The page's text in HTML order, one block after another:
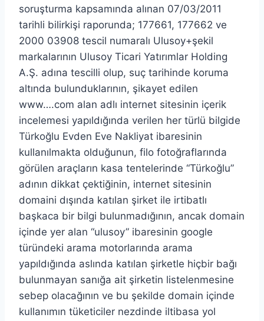
soruşturma kapsamında alınan 07/03/2011
tarihli bilirkişi raporunda; 177661, 177662 ve
2000 03908 tescil numaralı Ulusoy+şekil
markalarının Ulusoy Ticari Yatırımlar Holding
A.Ş. adına tescilli olup, suç tarihinde koruma
altında bulunduklarının, şikayet edilen
www….com alan adlı internet sitesinin içerik
incelemesi yapıldığında verilen her türlü bilgide
Türkoğlu Evden Eve Nakliyat ibaresinin
kullanılmakta olduğunun, filo fotoğraflarında
görülen araçların kasa tentelerinde “Türkoğlu”
adının dikkat çektiğinin, internet sitesinin
domaini dışında katılan şirket ile irtibatlı
başkaca bir bilgi bulunmadığının, ancak domain
içinde yer alan “ulusoy” ibaresinin google
türündeki arama motorlarında arama
yapıldığında aslında katılan şirketle hiçbir bağı
bulunmayan sanığa ait şirketin listelenmesine
sebep olacağının ve bu şekilde domain içinde
kullanımın tüketiciler nezdinde iltibasa yol